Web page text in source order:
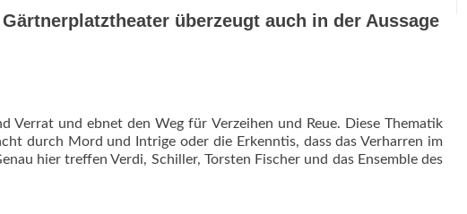
überzeugt auch in der Aussage
Verrat und ebnet den Weg für Verzeihen und Reue. Diese Thematik
durch Mord und Intrige oder die Erkenntis, dass das Verharren im
hier treffen Verdi, Schiller, Torsten Fischer und das Ensemble des